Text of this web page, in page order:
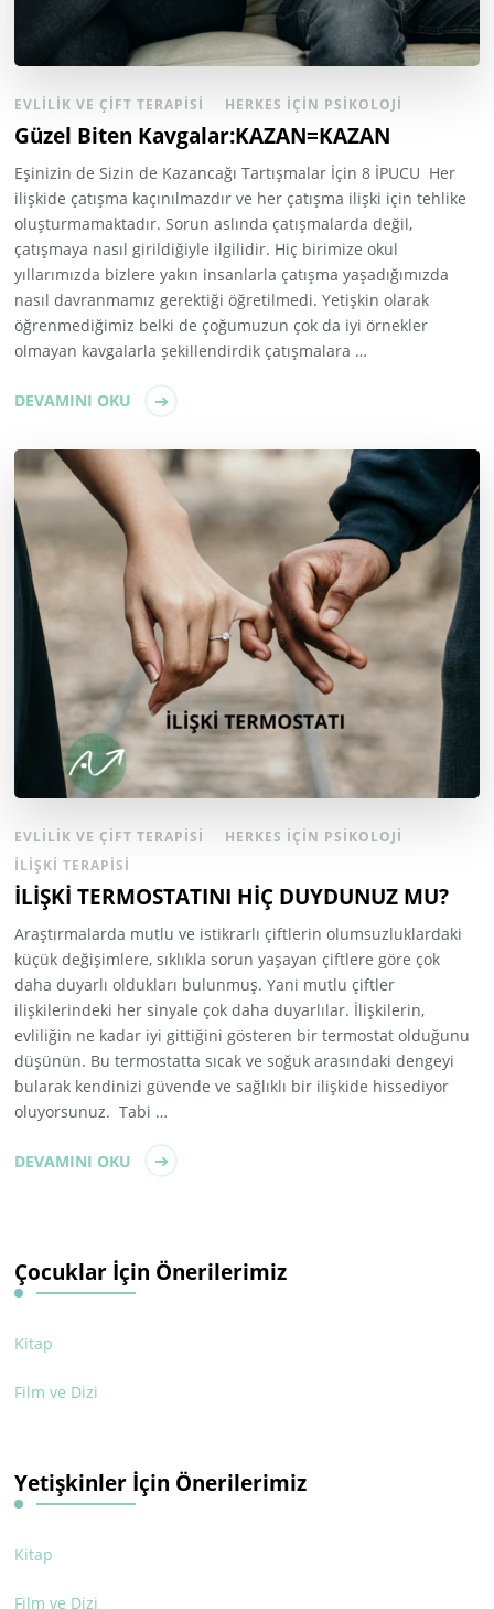
EVLILIK VE ÇIFT TERAPISI HERKES İÇIN PSIKOLOJI
Güzel Biten Kavgalar:KAZAN=KAZAN
Eşinizin de Sizin de Kazancağı Tartışmalar İçin 8 İPUCU Her
ilişkide çatışma kaçınılmazdır ve her çatışma ilişki için tehlike
oluşturmamaktadır. Sorun aslında çatışmalarda değil,
çatışmaya nasıl girildiğiyle ilgilidir. Hiç birimize okul
yıllarımızda bizlere yakın insanlarla çatışma yaşadığımızda
nasıl davranmamız gerektiği öğretilmedi. Yetişkin olarak
öğrenmediğimiz belki de çoğumuzun çok da iyi örnekler
olmayan kavgalarla şekillendirdik çatışmalara …
DEVAMINI OKU
EVLILIK VE ÇIFT TERAPISI
HERKES İÇIN PSIKOLOJI
İLIŞKI TERAPISI
İLİŞKİ TERMOSTATINI HİÇ DUYDUNUZ MU?
Araştırmalarda mutlu ve istikrarlı çiftlerin olumsuzluklardaki
küçük değişimlere, sıklıkla sorun yaşayan çiftlere göre çok
daha duyarlı oldukları bulunmuş. Yani mutlu çiftler
ilişkilerindeki her sinyale çok daha duyarlılar. İlişkilerin,
evliliğin ne kadar iyi gittiğini gösteren bir termostat olduğunu
düşünün. Bu termostatta sıcak ve soğuk arasındaki dengeyi
bularak kendinizi güvende ve sağlıklı bir ilişkide hissediyor
oluyorsunuz. Tabi …
DEVAMINI OKU
Çocuklar İçin Önerilerimiz
Kitap
Film ve Dizi
Yetişkinler İçin Önerilerimiz
Kitap
Film ve Dizi